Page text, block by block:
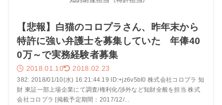
【悲報】白猫のコロプラさん、昨年末から
特許に強い弁護士を募集していた 年俸40
0万～で実務経験者募集
2018.01.10 2018.02.23
382: 2018/01/10(水) 16:21:44.19 ID:+jz6v5bI0 株式会社コロプラ 知
財 東証一部上場企業にて調査/権利化/渉外など知財全般を担当 株式
会社コロプラ [掲載予定期間：2017/12/...